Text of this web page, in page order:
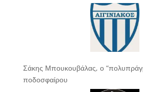
Σάκης Μπουκουβάλας, ο
ποδοσφαίρου